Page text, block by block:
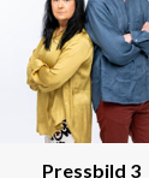
Pressbild 3